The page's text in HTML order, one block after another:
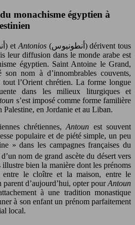
monachisme égyptien à
(أنطون) et Antonios(أنطونيوس) dérivent tous
leur diffusion dans le monde arabe est
égyptien. Saint Antoine le Grand,
nom à d’innombrables couvents,
tout l’Orient chrétien. La forme longue
dans les milieux liturgiques et
s’est imposé comme forme familière
en Jordanie et au Liban.
chrétiennes,Antoun est souvent
populaire et de piété simple, un peu
» dans les campagnes françaises du
nom de grand ascète du désert vers
bien la manière dont les prénoms
entre le cloître et la maison, entre le
d’aujourd’hui, opter pourAntoun
à une tradition monastique
à son enfant un prénom parfaitement
local.